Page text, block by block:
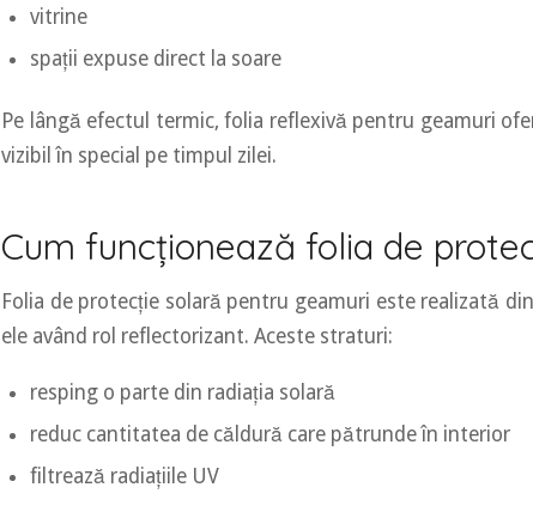
vitrine
spații expuse direct la soare
Pe lângă efectul termic, folia reflexivă pentru geamuri
vizibil în special pe timpul zilei.
Cum funcționează folia de
Folia de protecție solară pentru geamuri este realizată
ele având rol reflectorizant. Aceste straturi:
resping o parte din radiația solară
reduc cantitatea de căldură care pătrunde în interior
filtrează radiațiile UV